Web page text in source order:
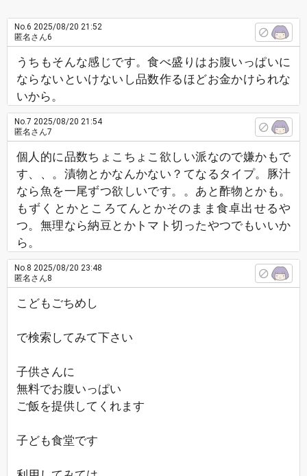
No.6 2025/08/20 21:52
匿名さん6
うちもそんな感じです。食べ盛りはお腹いっぱいに
ならないといけないし品数作るほどお金かけられな
いから。
No.7 2025/08/20 21:54
匿名さん7
個人的に品数ちょこちょこ欲しい派なので嫌かもで
す、、。漬物とかなんかない？てなるタイプ。豚汁
なら魚を一尾ずつ欲しいです。。あと酢物とかも。
もずくとかところてんとかそのまま食卓出せるや
つ。無理なら納豆とかトマト切ったやつでもいいか
ら。
No.8 2025/08/20 23:48
匿名さん8
こどもごちめし
で検索してみて下さい
子供さんに
無料でお腹いっぱい
ご飯を提供してくれます
子ども食堂です